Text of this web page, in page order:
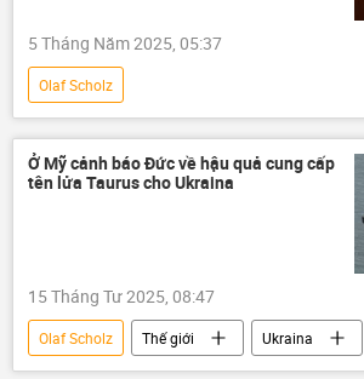
5 Tháng Năm 2025, 05:37
Olaf Scholz
Chiến dịch quân sự đặc biệt tại Ukraina
Thế giới
Donald Trump
Vladimir Putin
EU
Ở Mỹ cảnh báo Đức về hậu quả cung cấp
tên lửa Taurus cho Ukraina
15 Tháng Tư 2025, 08:47
Olaf Scholz Thế giới
Ukraina
Đức
Quân sự
tên lửa